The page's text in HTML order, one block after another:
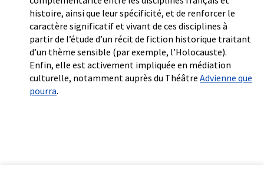
histoire, ainsi que leur spécificité, et de renforcer le
caractère significatif et vivant de ces disciplines à
partir de l’étude d’un récit de fiction historique traitant
d’un thème sensible (par exemple, l’Holocauste).
Enfin, elle est activement impliquée en médiation
culturelle, notamment auprès du Théâtre Advienne que
pourra.